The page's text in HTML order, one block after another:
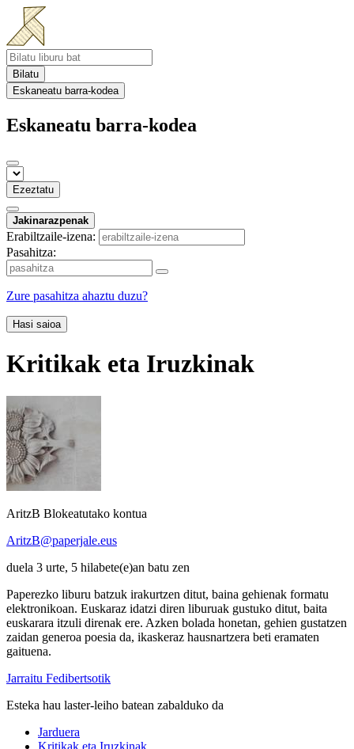
Bilatu
Eskaneatu barra-kodea
Eskaneatu barra-kodea
Ezeztatu
Jakinarazpenak
Erabiltzaile-izena:
Pasahitza:
Zure pasahitza ahaztu duzu?
Hasi saioa
Kritikak eta Iruzkinak
AritzB Blokeatutako kontua
AritzB@paperjale.eus
duela 3 urte, 5 hilabete(e)an batu zen
Paperezko liburu batzuk irakurtzen ditut, baina gehienak formatu
elektronikoan. Euskaraz idatzi diren liburuak gustuko ditut, baita
euskarara itzuli direnak ere. Azken bolada honetan, gehien gustatzen
zaidan generoa poesia da, ikaskeraz hausnartzera beti eramaten
gaituena.
Jarraitu Fedibertsotik
Esteka hau laster-leiho batean zabalduko da
Jarduera
Kritikak eta Iruzkinak